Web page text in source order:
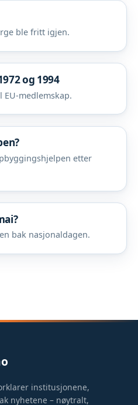
ble fritt igjen.
og 1994
EU-medlemskap.
etter
bak nasjonaldagen.
institusjonene,
nyhetene – nøytralt,